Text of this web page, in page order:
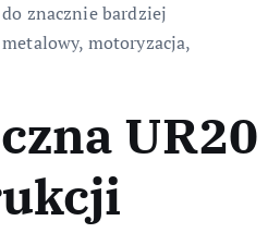
znacznie bardziej
motoryzacja,
UR20